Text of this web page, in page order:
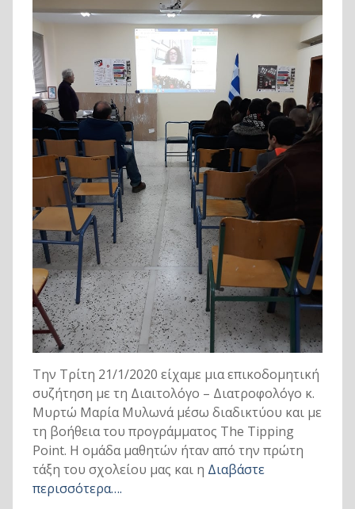
Την Τρίτη 21/1/2020 είχαμε μια επικοδομητική
συζήτηση με τη Διαιτολόγο – Διατροφολόγο κ.
Μυρτώ Μαρία Μυλωνά μέσω διαδικτύου και με
τη βοήθεια του προγράμματος The Tipping
Point. Η ομάδα μαθητών ήταν από την πρώτη
τάξη του σχολείου μας και η Διαβάστε
περισσότερα….